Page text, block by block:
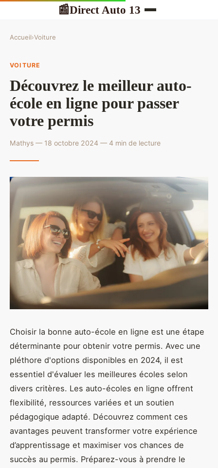
📰Direct Auto 13
Accueil›Voiture
VOITURE
Découvrez le meilleur auto-
école en ligne pour passer
votre permis
Mathys — 18 octobre 2024 — 4 min de lecture
Choisir la bonne auto-école en ligne est une étape
déterminante pour obtenir votre permis. Avec une
pléthore d'options disponibles en 2024, il est
essentiel d'évaluer les meilleures écoles selon
divers critères. Les auto-écoles en ligne offrent
flexibilité, ressources variées et un soutien
pédagogique adapté. Découvrez comment ces
avantages peuvent transformer votre expérience
d’apprentissage et maximiser vos chances de
succès au permis. Préparez-vous à prendre le